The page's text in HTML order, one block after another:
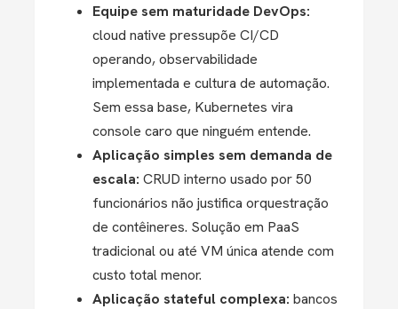
Equipe sem maturidade DevOps:
cloud native pressupõe CI/CD
operando, observabilidade
implementada e cultura de automação.
Sem essa base, Kubernetes vira
console caro que ninguém entende.
Aplicação simples sem demanda de
escala: CRUD interno usado por 50
funcionários não justifica orquestração
de contêineres. Solução em PaaS
tradicional ou até VM única atende com
custo total menor.
Aplicação stateful complexa: bancos